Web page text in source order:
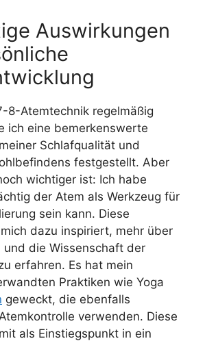
Auswirkungen
8-Atemtechnik regelmäßig
ich eine bemerkenswerte
Schlafqualität und
festgestellt. Aber
wichtiger ist: Ich habe
der Atem als Werkzeug für
sein kann. Diese
dazu inspiriert, mehr über
und die Wissenschaft der
erfahren. Es hat mein
Praktiken wie Yoga
geweckt, die ebenfalls
verwenden. Diese
als Einstiegspunkt in ein